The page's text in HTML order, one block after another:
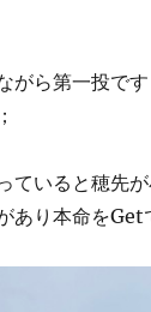
がら第一投で
ていると穂先
あり本命をGet